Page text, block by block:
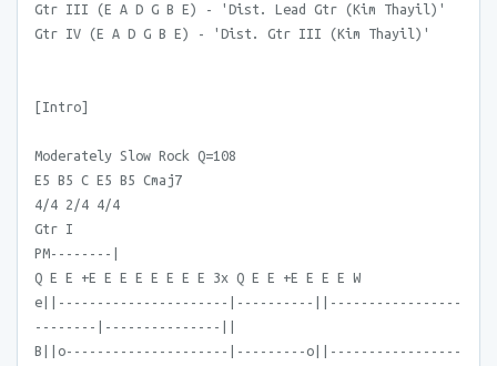
Gtr III (E A D G B E) - 'Dist. Lead Gtr (Kim Thayil)'
Gtr IV (E A D G B E) - 'Dist. Gtr III (Kim Thayil)'
[Intro]
Moderately Slow Rock Q=108
E5 B5 C E5 B5 Cmaj7
4/4 2/4 4/4
Gtr I
PM--------|
Q E E +E E E E E E E E 3x Q E E +E E E E W
e||----------------------|----------||-----------------
--------|---------------||
B||o---------------------|---------o||-----------------